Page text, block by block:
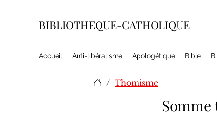
BIBLIOTHEQUE-CATHOLIQUE
Accueil Anti-libéralisme Apologétique Bible
/ Thomisme